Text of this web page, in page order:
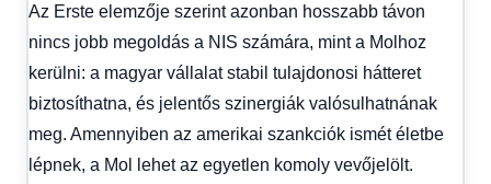
Az Erste elemzője szerint azonban hosszabb távon
nincs jobb megoldás a NIS számára, mint a Molhoz
kerülni: a magyar vállalat stabil tulajdonosi hátteret
biztosíthatna, és jelentős szinergiák valósulhatnának
meg. Amennyiben az amerikai szankciók ismét életbe
lépnek, a Mol lehet az egyetlen komoly vevőjelölt.